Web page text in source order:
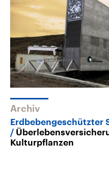
Archiv
Erdbebengeschützter
Kulturpflanzen